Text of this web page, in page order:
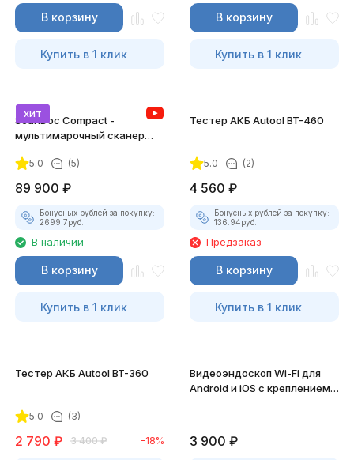
В корзину
Купить в 1 клик
В корзину
Купить в 1 клик
хит
ScanDoc Compact -
мультимарочный сканер
5.0 (5)
89 900 ₽
Бонусных рублей за покупку:
2699.7руб.
В наличии
В корзину
Купить в 1 клик
Тестер АКБ Autool BT-460
5.0 (2)
4 560 ₽
Бонусных рублей за покупку:
136.94руб.
Предзаказ
В корзину
Купить в 1 клик
Тестер АКБ Autool BT-360
5.0 (3)
2 790 ₽ 3 400 ₽ -18%
Видеоэндоскоп Wi-Fi для
Android и iOS с креплением
3 900 ₽